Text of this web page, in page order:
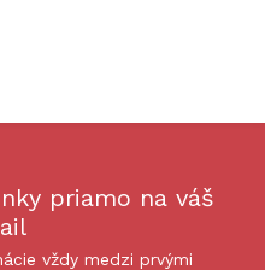
priamo na váš
vždy medzi prvými